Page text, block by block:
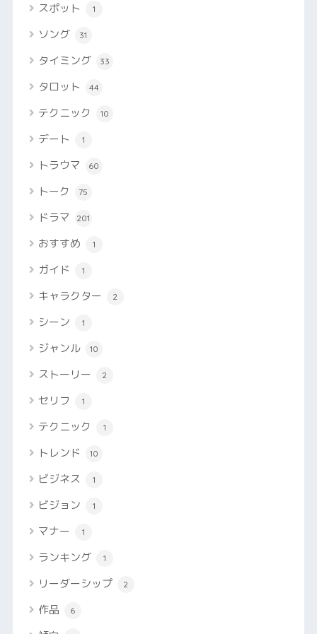
スポット 1
ソング 31
タイミング 33
タロット 44
テクニック 10
デート 1
トラウマ 60
トーク 75
ドラマ 201
おすすめ 1
ガイド 1
キャラクター 2
シーン 1
ジャンル 10
ストーリー 2
セリフ 1
テクニック 1
トレンド 10
ビジネス 1
ビジョン 1
マナー 1
ランキング 1
リーダーシップ 2
作品 6